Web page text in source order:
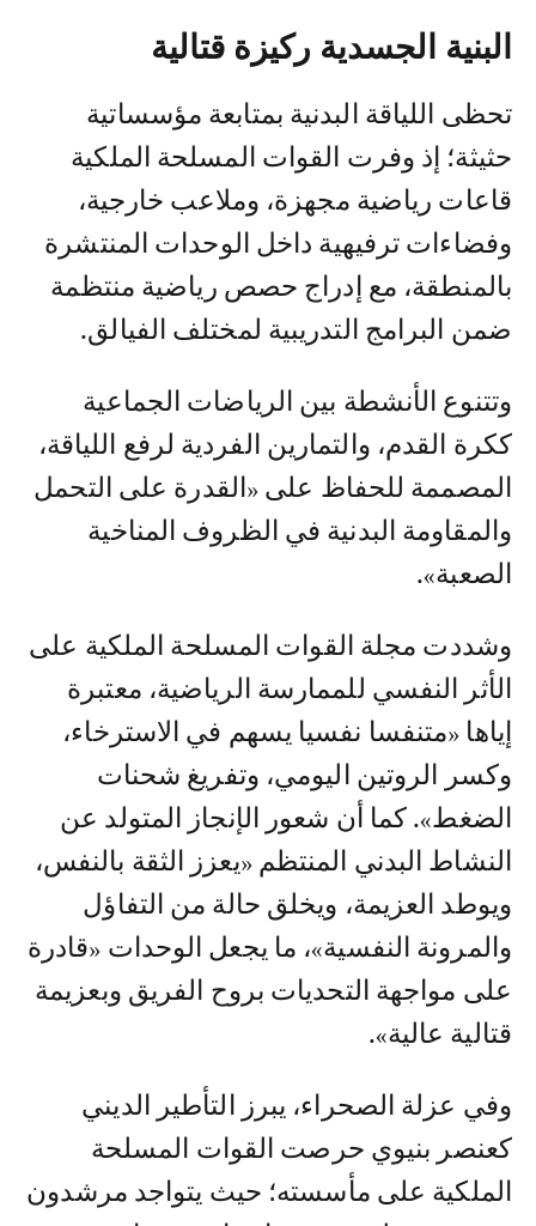
البنية الجسدية ركيزة قتالية
تحظى اللياقة البدنية بمتابعة مؤسساتية
حثيثة؛ إذ وفرت القوات المسلحة الملكية
قاعات رياضية مجهزة، وملاعب خارجية،
وفضاءات ترفيهية داخل الوحدات المنتشرة
بالمنطقة، مع إدراج حصص رياضية منتظمة
ضمن البرامج التدريبية لمختلف الفيالق.
وتتنوع الأنشطة بين الرياضات الجماعية
ككرة القدم، والتمارين الفردية لرفع اللياقة،
المصممة للحفاظ على «القدرة على التحمل
والمقاومة البدنية في الظروف المناخية
الصعبة».
وشددت مجلة القوات المسلحة الملكية على
الأثر النفسي للممارسة الرياضية، معتبرة
إياها «متنفسا نفسيا يسهم في الاسترخاء،
وكسر الروتين اليومي، وتفريغ شحنات
الضغط». كما أن شعور الإنجاز المتولد عن
النشاط البدني المنتظم «يعزز الثقة بالنفس،
ويوطد العزيمة، ويخلق حالة من التفاؤل
والمرونة النفسية»، ما يجعل الوحدات «قادرة
على مواجهة التحديات بروح الفريق وبعزيمة
قتالية عالية».
وفي عزلة الصحراء، يبرز التأطير الديني
كعنصر بنيوي حرصت القوات المسلحة
الملكية على مأسسته؛ حيث يتواجد مرشدون